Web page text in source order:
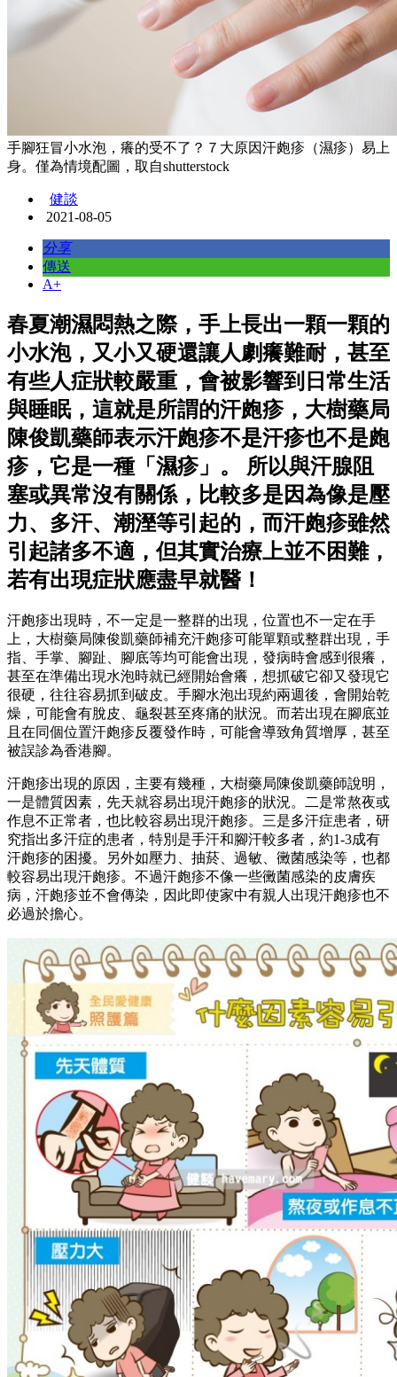
手腳狂冒小水泡，癢的受不了？７大原因汗皰疹（濕疹）易上
身。僅為情境配圖，取自shutterstock
健談
2021-08-05
分享
傳送
A+
春夏潮濕悶熱之際，手上長出一顆一顆的
小水泡，又小又硬還讓人劇癢難耐，甚至
有些人症狀較嚴重，會被影響到日常生活
與睡眠，這就是所謂的汗皰疹，大樹藥局
陳俊凱藥師表示汗皰疹不是汗疹也不是皰
疹，它是一種「濕疹」。 所以與汗腺阻
塞或異常沒有關係，比較多是因為像是壓
力、多汗、潮溼等引起的，而汗皰疹雖然
引起諸多不適，但其實治療上並不困難，
若有出現症狀應盡早就醫！
汗皰疹出現時，不一定是一整群的出現，位置也不一定在手
上，大樹藥局陳俊凱藥師補充汗皰疹可能單顆或整群出現，手
指、手掌、腳趾、腳底等均可能會出現，發病時會感到很癢，
甚至在準備出現水泡時就已經開始會癢，想抓破它卻又發現它
很硬，往往容易抓到破皮。手腳水泡出現約兩週後，會開始乾
燥，可能會有脫皮、龜裂甚至疼痛的狀況。而若出現在腳底並
且在同個位置汗皰疹反覆發作時，可能會導致角質增厚，甚至
被誤診為香港腳。
汗皰疹出現的原因，主要有幾種，大樹藥局陳俊凱藥師說明，
一是體質因素，先天就容易出現汗皰疹的狀況。二是常熬夜或
作息不正常者，也比較容易出現汗皰疹。三是多汗症患者，研
究指出多汗症的患者，特別是手汗和腳汗較多者，約1-3成有
汗皰疹的困擾。另外如壓力、抽菸、過敏、黴菌感染等，也都
較容易出現汗皰疹。不過汗皰疹不像一些黴菌感染的皮膚疾
病，汗皰疹並不會傳染，因此即使家中有親人出現汗皰疹也不
必過於擔心。